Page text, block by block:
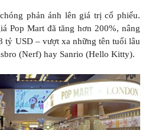
phản ánh lên giá trị cổ phiếu.
Pop Mart đã tăng hơn 200%, nâng
tỷ USD – vượt xa những tên tuổi lâu
(Nerf) hay Sanrio (Hello Kitty).